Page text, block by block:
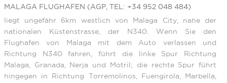
MALAGA FLUGHAFEN (AGP, TEL: +34 952 048 484)
liegt ungefähr 6km westlich von Malaga City, nahe der
nationalen Küstenstrasse, der N340. Wenn Sie den
Flughafen von Malaga mit dem Auto verlassen und
Richtung N340 fahren, führt die linke Spur Richtung
Malaga, Granada, Nerja und Motril; die rechte Spur führt
hingegen in Richtung Torremolinos, Fuengirola, Marbella,